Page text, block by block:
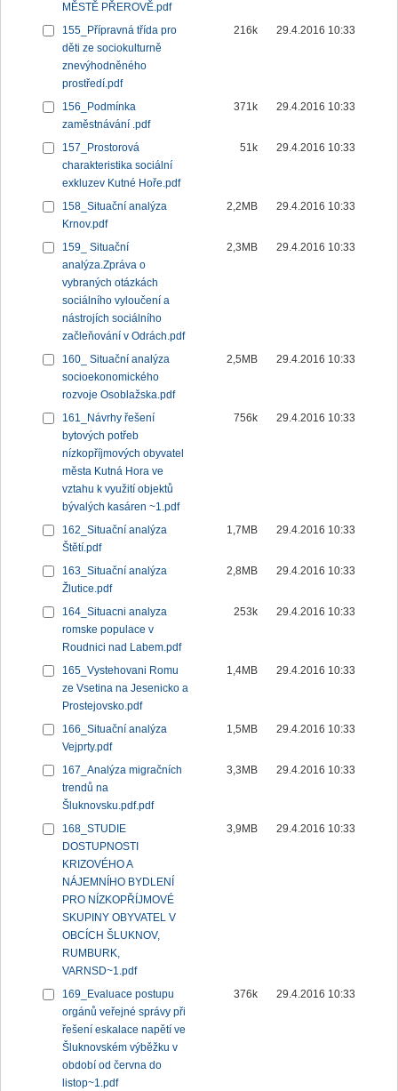
MĚSTĚ PŘEROVĚ.pdf
155_Přípravná třída pro
děti ze sociokulturně
znevýhodněného
prostředí.pdf
216k 29.4.2016 10:33
156_Podmínka
zaměstnávání .pdf
371k 29.4.2016 10:33
157_Prostorová
charakteristika sociální
exkluzev Kutné Hoře.pdf
51k 29.4.2016 10:33
158_Situační analýza
Krnov.pdf
2,2MB 29.4.2016 10:33
159_ Situační
analýza.Zpráva o
vybraných otázkách
sociálního vyloučení a
nástrojích sociálního
začleňování v Odrách.pdf
2,3MB 29.4.2016 10:33
160_ Situační analýza
socioekonomického
rozvoje Osoblažska.pdf
2,5MB 29.4.2016 10:33
161_Návrhy řešení
bytových potřeb
nízkopříjmových obyvatel
města Kutná Hora ve
vztahu k využití objektů
bývalých kasáren ~1.pdf
756k 29.4.2016 10:33
162_Situační analýza
Štětí.pdf
1,7MB 29.4.2016 10:33
163_Situační analýza
Žlutice.pdf
2,8MB 29.4.2016 10:33
164_Situacni analyza
romske populace v
Roudnici nad Labem.pdf
253k 29.4.2016 10:33
165_Vystehovani Romu
ze Vsetina na Jesenicko a
Prostejovsko.pdf
1,4MB 29.4.2016 10:33
166_Situační analýza
Vejprty.pdf
1,5MB 29.4.2016 10:33
167_Analýza migračních
trendů na
Šluknovsku.pdf.pdf
3,3MB 29.4.2016 10:33
168_STUDIE
DOSTUPNOSTI
KRIZOVÉHO A
NÁJEMNÍHO BYDLENÍ
PRO NÍZKOPŘÍJMOVÉ
SKUPINY OBYVATEL V
OBCÍCH ŠLUKNOV,
RUMBURK,
VARNSD~1.pdf
3,9MB 29.4.2016 10:33
169_Evaluace postupu
orgánů veřejné správy při
řešení eskalace napětí ve
Šluknovském výběžku v
období od června do
listop~1.pdf
376k 29.4.2016 10:33